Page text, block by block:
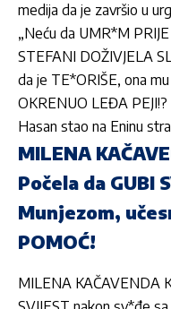
medija da je završio u
„Neću da UMR*M
STEFANI DOŽIVJELA
da je TE*ORIŠE, ona
OKRENUO LEĐA
Hasan stao na Eninu
MILENA
Počela da GUBI
Munjezom,
POMOĆ!
MILENA KAČAVENDA